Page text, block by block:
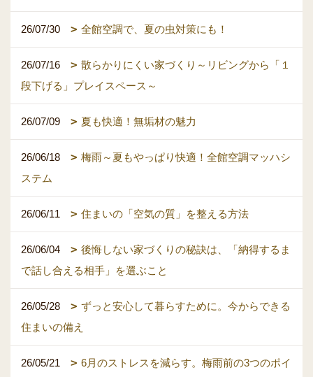
26/07/30 全館空調で、夏の虫対策にも！
26/07/16
散らかりにくい家づくり～リビングから「１
段下げる」プレイスペース～
26/07/09 夏も快適！無垢材の魅力
26/06/18
梅雨～夏もやっぱり快適！全館空調マッハシ
ステム
26/06/11 住まいの「空気の質」を整える方法
26/06/04
後悔しない家づくりの秘訣は、「納得するま
で話し合える相手」を選ぶこと
26/05/28
ずっと安心して暮らすために。今からできる
住まいの備え
26/05/21
6月のストレスを減らす。梅雨前の3つのポイ